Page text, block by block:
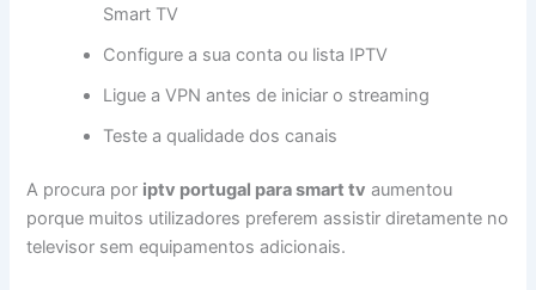
Smart TV
Configure a sua conta ou lista IPTV
Ligue a VPN antes de iniciar o streaming
Teste a qualidade dos canais
A procura por iptv portugal para smart tv aumentou
porque muitos utilizadores preferem assistir diretamente no
televisor sem equipamentos adicionais.